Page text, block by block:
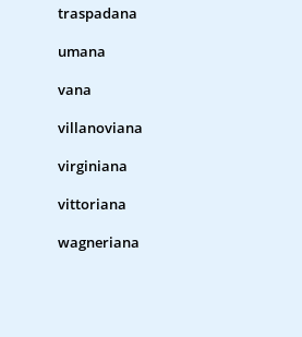
traspadana
umana
vana
villanoviana
virginiana
vittoriana
wagneriana